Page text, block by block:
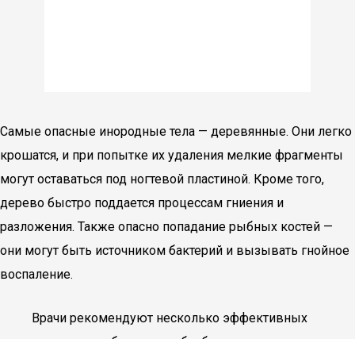
Самые опасные инородные тела — деревянные. Они легко
крошатся, и при попытке их удаления мелкие фрагменты
могут оставаться под ногтевой пластиной. Кроме того,
дерево быстро поддается процессам гниения и
разложения. Также опасно попадание рыбных костей —
они могут быть источником бактерий и вызывать гнойное
воспаление.
Врачи рекомендуют несколько эффективных